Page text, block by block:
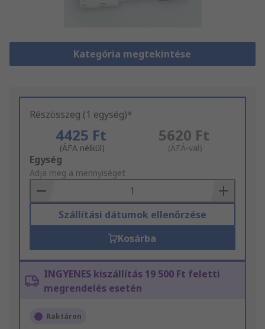
Kategória megtekintése
Részösszeg (1 egység)*
4425 Ft
(ÁFA nélkül)
5620 Ft
(ÁFÁ-val)
Add
to
Basket
Egység
Adja meg a mennyiséget
Szállítási dátumok ellenőrzése
Kosárba
INGYENES kiszállítás 19 500 Ft feletti
megrendelés esetén
Raktáron